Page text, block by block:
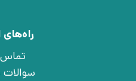
راه‌های
تماس
سوالات